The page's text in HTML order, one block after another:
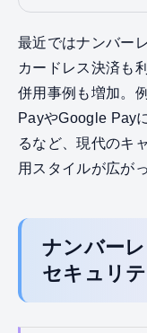
最近ではナンバー
カードレス決済も
併用事例も増加。
PayやGoogle Pay
るなど、現代のキ
用スタイルが広が
ナンバー
セキュリ